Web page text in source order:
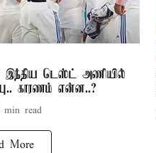
இந்திய டெஸ்ட் அணியில்
காரணம் என்ன..?
min read
More